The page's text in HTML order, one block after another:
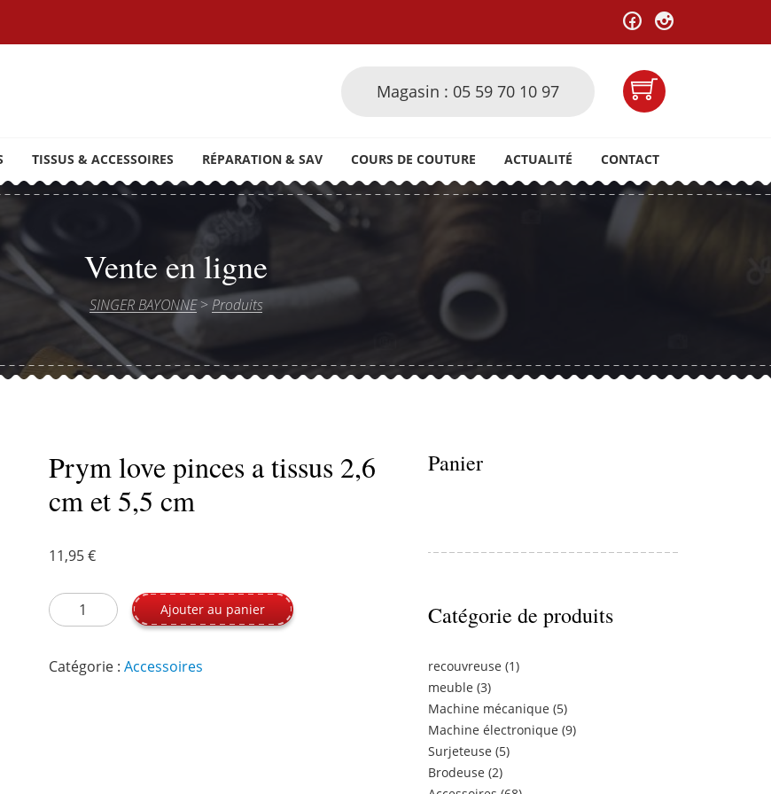
TISSUS & ACCESSOIRES RÉPARATION & SAV COURS DE COUTURE ACTUALITÉ CONTACT
Magasin : 05 59 70 10 97
Vente en ligne
SINGER BAYONNE> Produits
Prym love pinces a tissus 2,6
cm et 5,5 cm
11,95€
quantité de Prym love pinces a tissus 2,6 cm et 5,5 cm
Ajouter au panier
Catégorie :Accessoires
Panier
Catégorie de produits
recouvreuse (1)
meuble (3)
Machine mécanique (5)
Machine électronique (9)
Surjeteuse (5)
Brodeuse (2)